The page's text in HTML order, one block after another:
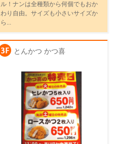
ル！ナンは全種類から何個でもおか
わり自由。サイズも小さいサイズか
ら...
とんかつ かつ喜